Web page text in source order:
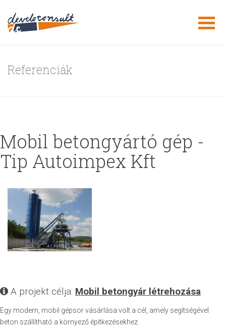
Referenciák
Mobil betongyártó gép -
Tip Autoimpex Kft
A projekt célja: Mobil betongyár létrehozása
Egy modern, mobil gépsor vásárlása volt a cél, amely segítségével
beton szállítható a környező építkezésekhez.